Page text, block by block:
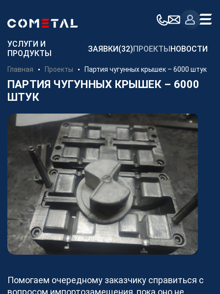
Для заказчиков
Механическая обработка металла на заказ
Производство металлоконструкций
Заготовительное производство металла
Производство и поставка метизов
Поставка металлопроката
Порошковые стали
Аддитивное производство
Компания
Блог
Новости
Видео
Документы
УСЛУГИ И
ПРОДУКТЫ
ЗАЯВКИ(32)ПРОЕКТЫНОВОСТИ
Главная Проекты Партия чугунных крышек – 6000 штук
ПАРТИЯ ЧУГУННЫХ КРЫШЕК – 6000
ШТУК
Помогаем очередному заказчику справиться с
вопросом импортозамещения, пока оно не